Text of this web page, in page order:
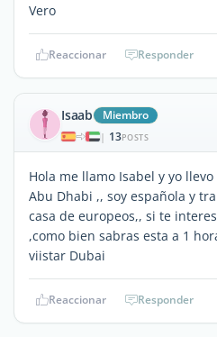
Vero
Reaccionar Responder
Isaab Miembro
| 13POSTS
Hola me llamo Isabel y yo
Abu Dhabi ,, soy española y
casa de europeos,, si te
,como bien sabras esta a 1
viistar Dubai
Reaccionar Responder